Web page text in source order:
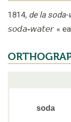
1814, de la soda-
soda-water «
soda